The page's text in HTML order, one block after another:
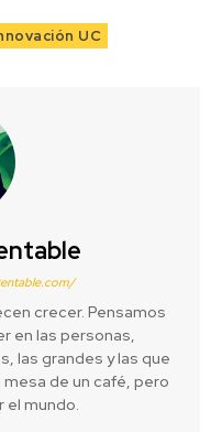
UC
crecer. Pensamos
en las personas,
las grandes y las que
de un café, pero
el mundo.